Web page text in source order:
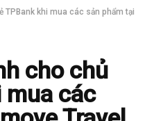
TPBank khi mua các sản phẩm tại
cho chủ
mua các